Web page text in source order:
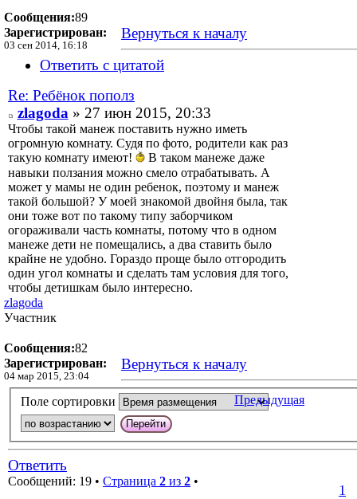
Сообщения:89
Зарегистрирован:
03 сен 2014, 16:18
Вернуться к началу
Ответить с цитатой
Re: Ребёнок пополз
zlagoda» 27 июн 2015, 20:33
Чтобы такой манеж поставить нужно иметь
огромную комнату. Судя по фото, родители как раз
такую комнату имеют!
В таком манеже даже
навыки ползания можно смело отрабатывать. А
может у мамы не один ребенок, поэтому и манеж
такой большой? У моей знакомой двойня была, так
они тоже вот по такому типу заборчиком
огораживали часть комнаты, потому что в одном
манеже дети не помещались, а два ставить было
крайне не удобно. Гораздо проще было отгородить
один угол комнаты и сделать там условия для того,
чтобы детишкам было интересно.
zlagoda
Участник
Сообщения:82
Зарегистрирован:
04 мар 2015, 23:04
Вернуться к началу
Предыдущая
Поле сортировки
Ответить
Сообщений: 19 • Страница 2 из 2 •
1